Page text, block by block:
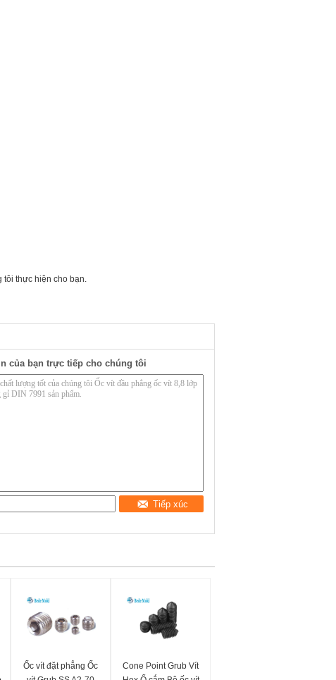
tôi thực hiện cho bạn.
của bạn trực tiếp cho chúng tôi
Tiếp xúc
Ốc vít đặt phẳng Ốc
Cone Point Grub Vít